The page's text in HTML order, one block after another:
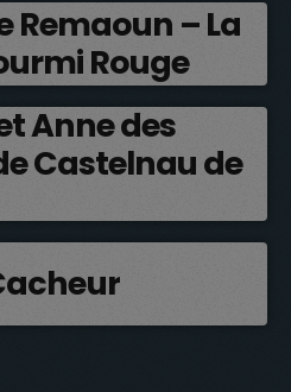
Remaoun – La
Rouge
Anne des
Castelnau de